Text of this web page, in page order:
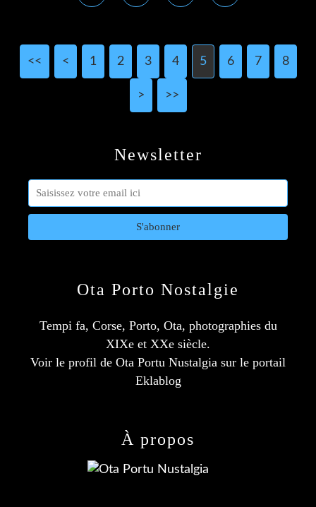
<< < 1 2 3 4 5 6 7 8
> >>
Newsletter
Ota Porto Nostalgie
Tempi fa, Corse, Porto, Ota, photographies du
XIXe et XXe siècle.
Voir le profil de Ota Portu Nustalgia sur le portail
Eklablog
À propos